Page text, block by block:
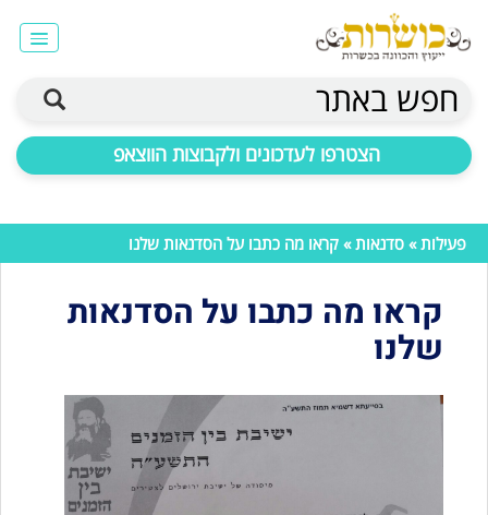
חפש באתר
הצטרפו לעדכונים ולקבוצות הווצאפ
פעילות» סדנאות» קראו מה כתבו על הסדנאות שלנו
קראו מה כתבו על הסדנאות
שלנו